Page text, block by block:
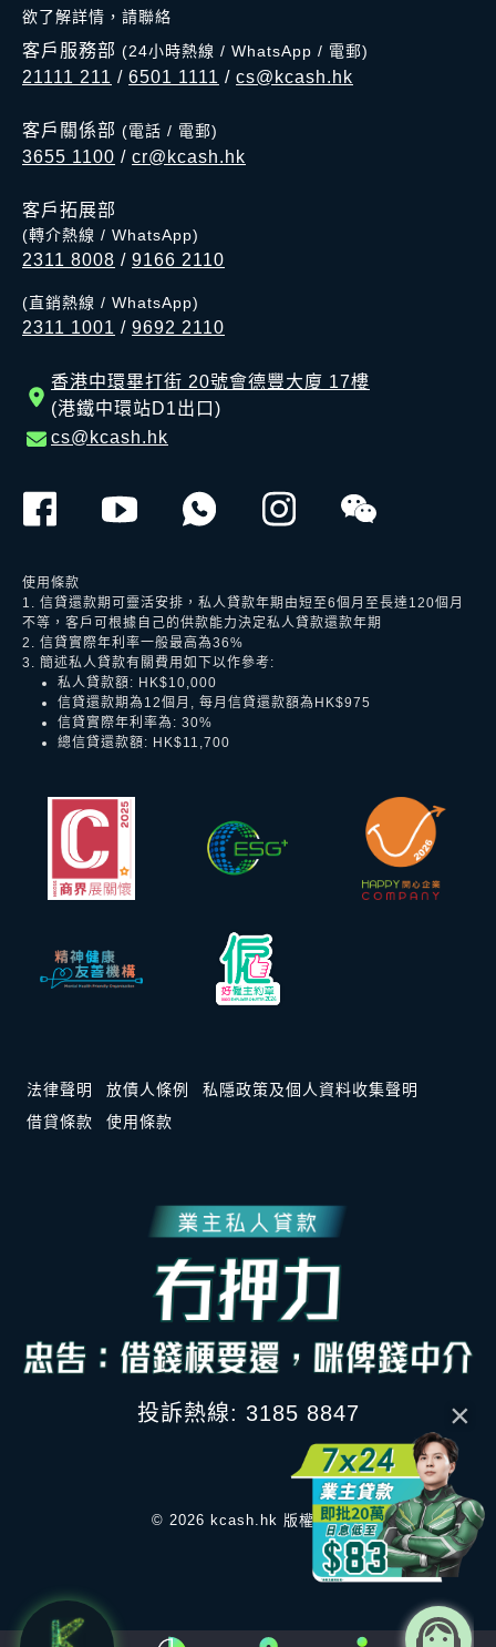
×
欲了解詳情，請聯絡
客戶服務部 (24小時熱線 / WhatsApp / 電郵)
21111 211 / 6501 1111 / cs@kcash.hk
客戶關係部 (電話 / 電郵)
3655 1100 / cr@kcash.hk
客戶拓展部
(轉介熱線 / WhatsApp)
2311 8008 / 9166 2110
(直銷熱線 / WhatsApp)
2311 1001 / 9692 2110
香港中環畢打街 20號會德豐大廈 17樓
(港鐵中環站D1出口)
cs@kcash.hk
使用條款
1. 信貸還款期可靈活安排，私人貸款年期由短至6個月至長達120個月
不等，客戶可根據自己的供款能力決定私人貸款還款年期
2. 信貸實際年利率一般最高為36%
3. 簡述私人貸款有關費用如下以作參考:
私人貸款額: HK$10,000
信貸還款期為12個月, 每月信貸還款額為HK$975
信貸實際年利率為: 30%
總信貸還款額: HK$11,700
法律聲明 放債人條例
私隱政策及個人資料收集聲明
借貸條款
使用條款
投訴熱線: 3185 8847
© 2026 kcash.hk 版權所有